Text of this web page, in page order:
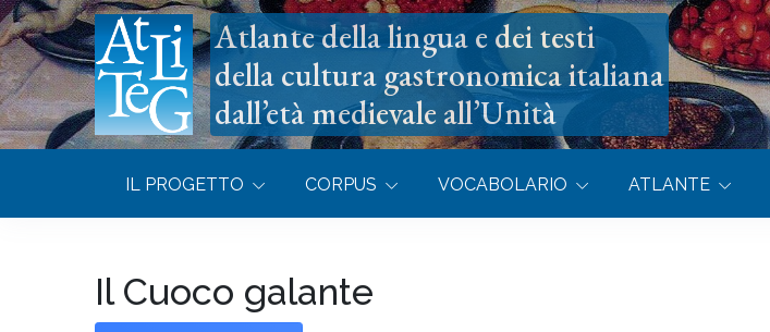
Atlante della lingua e dei testi
della cultura gastronomica italiana
dall’età medievale all’Unità
IL PROGETTO CORPUS VOCABOLARIO ATLANTE
Il Cuoco galante